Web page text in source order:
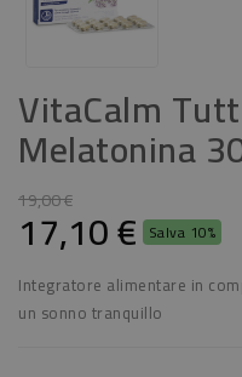
VitaCalm
Melatonina
19,00 €
17,10 € Salva 10%
Integratore alimentare in
un sonno tranquillo